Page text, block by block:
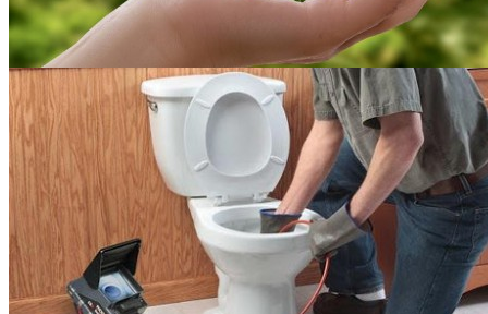
Thu gom rác thải sinh hoạt
và công nghiệp tại Hải...